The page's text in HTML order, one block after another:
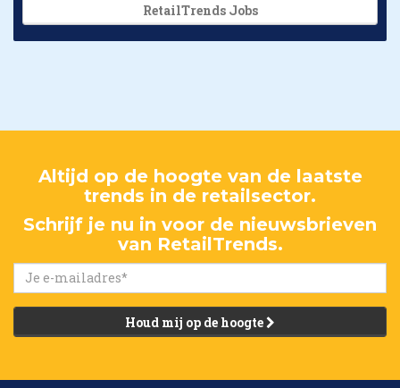
RetailTrends Jobs
Altijd op de hoogte van de laatste
trends in de retailsector.
Schrijf je nu in voor de nieuwsbrieven
van RetailTrends.
Houd mij op de hoogte